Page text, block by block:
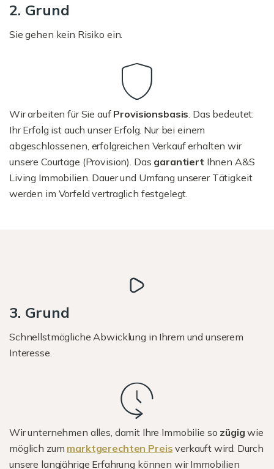
2. Grund
Sie gehen kein Risiko ein.
Wir arbeiten für Sie auf Provisionsbasis. Das bedeutet:
Ihr Erfolg ist auch unser Erfolg. Nur bei einem
abgeschlossenen, erfolgreichen Verkauf erhalten wir
unsere Courtage (Provision). Das garantiert Ihnen A&S
Living Immobilien. Dauer und Umfang unserer Tätigkeit
werden im Vorfeld vertraglich festgelegt.
3. Grund
Schnellstmögliche Abwicklung in Ihrem und unserem
Interesse.
Wir unternehmen alles, damit Ihre Immobilie so zügigwie
möglich zum marktgerechten Preis verkauft wird. Durch
unsere langjährige Erfahrung können wir Immobilien